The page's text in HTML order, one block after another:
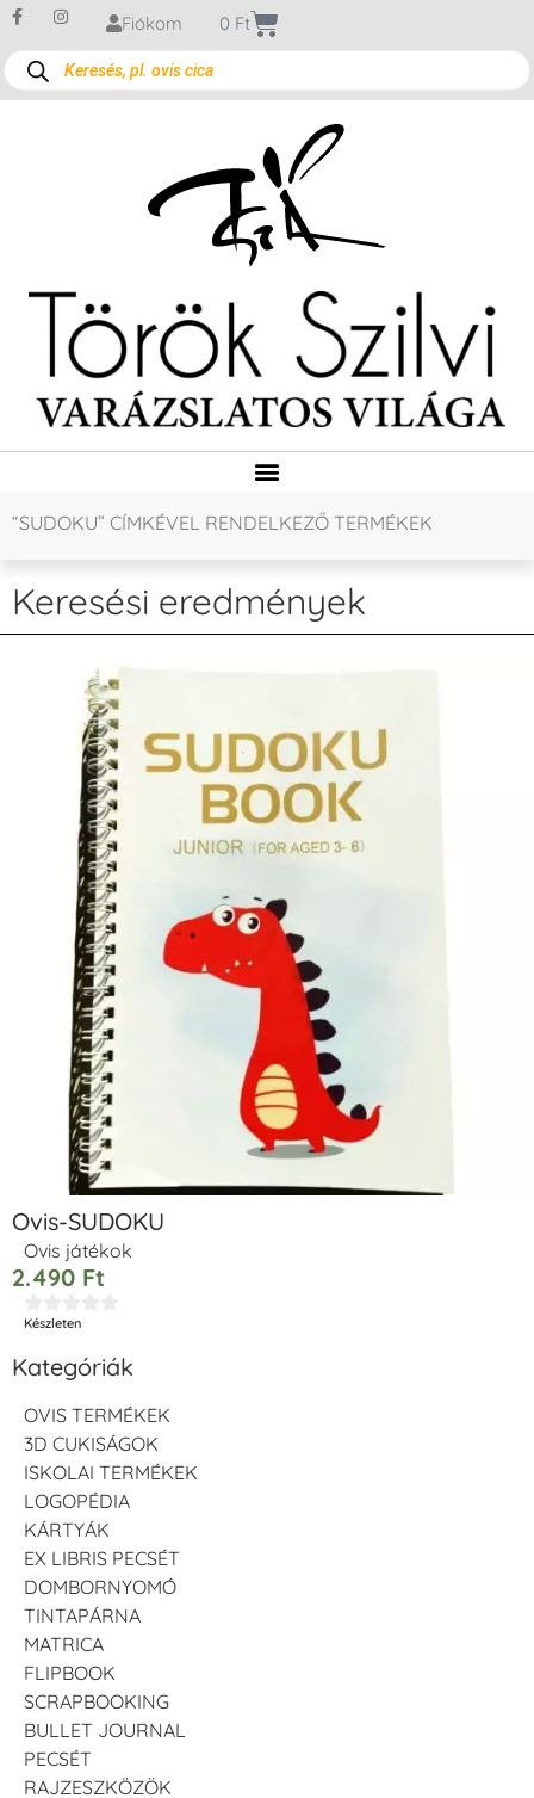
Fiókom 0 Ft
“SUDOKU” CÍMKÉVEL RENDELKEZŐ TERMÉKEK
Keresési eredmények
Ovis-SUDOKU
Ovis játékok
2.490 Ft
Készleten
Kategóriák
OVIS TERMÉKEK
3D CUKISÁGOK
ISKOLAI TERMÉKEK
LOGOPÉDIA
KÁRTYÁK
EX LIBRIS PECSÉT
DOMBORNYOMÓ
TINTAPÁRNA
MATRICA
FLIPBOOK
SCRAPBOOKING
BULLET JOURNAL
PECSÉT
RAJZESZKÖZÖK